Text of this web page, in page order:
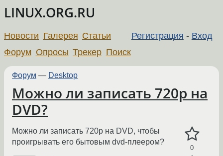
LINUX.ORG.RU
Регистрация - Вход
Новости Галерея Статьи
Форум Опросы Трекер Поиск
Форум — Desktop
Можно ли записать 720p на
DVD?
0
Можно ли записать 720p на DVD, чтобы
проигрывать его бытовым dvd-плеером?